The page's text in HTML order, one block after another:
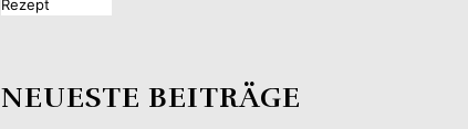
NEUESTE BEITRÄGE